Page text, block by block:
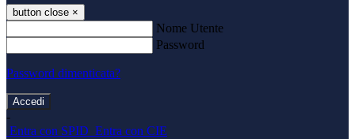
button close ×
Nome Utente
Password
Password dimenticata?
-
Entra con SPID Entra con CIE